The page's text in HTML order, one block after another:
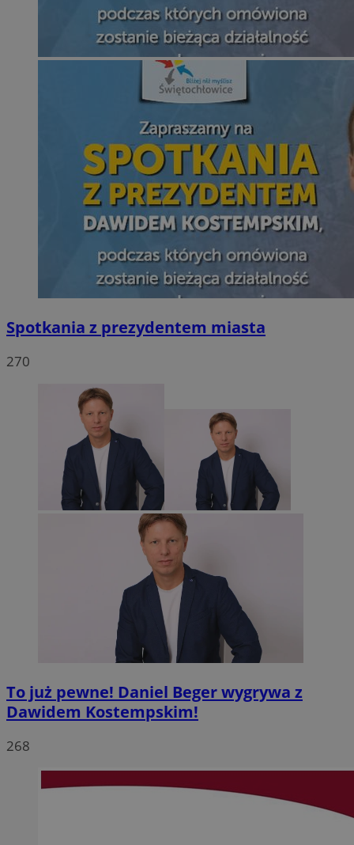
Spotkania z prezydentem miasta
270
To już pewne! Daniel Beger wygrywa z
Dawidem Kostempskim!
268